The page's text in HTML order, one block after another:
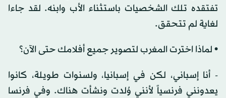
تفتقده تلك الشخصيات باستثناء الأب وابنه. لقد جاءا
لغاية لم تتحقق.
• لماذا اخترت المغرب لتصوير جميع أفلامك حتى الآن؟
- أنا إسباني، لكن في إسبانيا، ولسنوات طويلة، كانوا
يعدونني فرنسياً لأنني وُلدت ونشأت هناك. وفي فرنسا